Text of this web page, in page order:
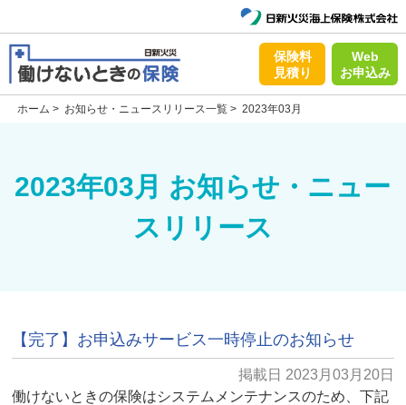
保険料
見積り
Web
お申込み
ホーム > お知らせ・ニュースリリース一覧 >2023年03月
2023年03月 お知らせ・ニュー
スリリース
【完了】お申込みサービス一時停止のお知らせ
掲載日 2023月03月20日
働けないときの保険はシステムメンテナンスのため、下記